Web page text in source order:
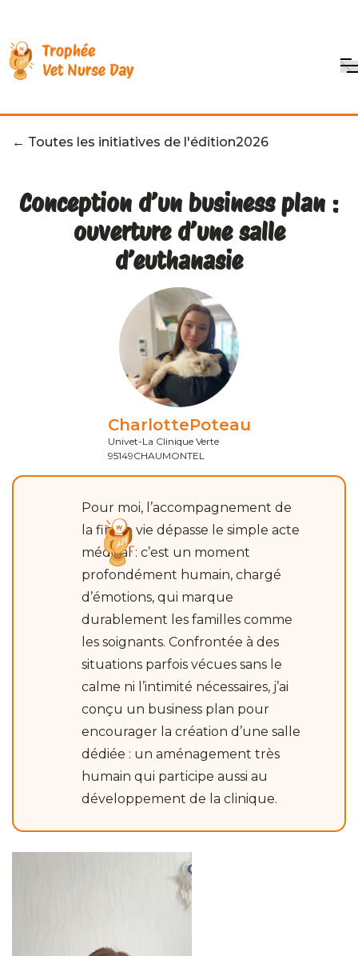
← Toutes les initiatives de l'édition2026
Conception d’un business plan :
ouverture d’une salle
d’euthanasie
CharlottePoteau
Univet-La Clinique Verte
95149CHAUMONTEL
Pour moi, l’accompagnement de
la fin de vie dépasse le simple acte
médical : c’est un moment
profondément humain, chargé
d’émotions, qui marque
durablement les familles comme
les soignants. Confrontée à des
situations parfois vécues sans le
calme ni l’intimité nécessaires, j’ai
conçu un business plan pour
encourager la création d’une salle
dédiée : un aménagement très
humain qui participe aussi au
développement de la clinique.